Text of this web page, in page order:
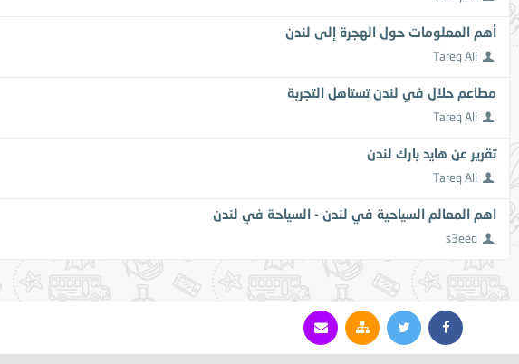
أهم المعلومات حول الهجرة إلى لندن
Tareq Ali
مطاعم حلال في لندن تستاهل التجربة
Tareq Ali
تقرير عن هايد بارك لندن
Tareq Ali
اهم المعالم السياحية في لندن - السياحة في لندن
s3eed